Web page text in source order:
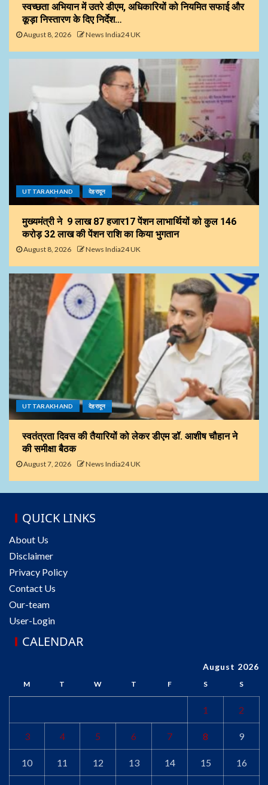
स्वच्छता अभियान में उतरे डीएम, अधिकारियों को नियमित सफाई और
कूड़ा निस्तारण के दिए निर्देश…
August 8, 2026 News India24 UK
UTTARAKHAND देहरादून
मुख्यमंत्री ने 9 लाख 87 हजार17 पेंशन लाभार्थियों को कुल ₹146
करोड़ 32 लाख की पेंशन राशि का किया भुगतान
August 8, 2026 News India24 UK
UTTARAKHAND देहरादून
स्वतंत्रता दिवस की तैयारियों को लेकर डीएम डॉ. आशीष चौहान ने
की समीक्षा बैठक
August 7, 2026 News India24 UK
QUICK LINKS
About Us
Disclaimer
Privacy Policy
Contact Us
Our-team
User-Login
CALENDAR
August 2026
M T W T F S S
1 2
3 4 5 6 7 8 9
10 11 12 13 14 15 16